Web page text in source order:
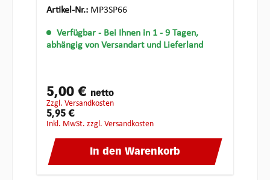
Artikel-Nr.: MP3SP66
Verfügbar - Bei Ihnen in 1 - 9 Tagen,
abhängig von Versandart und Lieferland
5,00 € netto
zzgl. Versandkosten
5,95 €
inkl. MwSt. zzgl. Versandkosten
In den Warenkorb